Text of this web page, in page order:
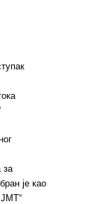
за
је као